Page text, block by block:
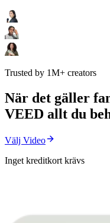
Trusted by 1M+ creators
När det gäller
VEED allt du
Välj Video
Inget kreditkort krävs